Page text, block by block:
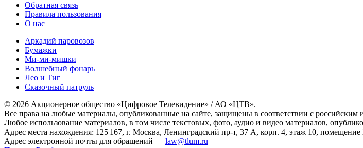
Обратная связь
Правила пользования
О нас
Аркадий паровозов
Бумажки
Ми-ми-мишки
Волшебный фонарь
Лео и Тиг
Сказочный патруль
© 2026 Акционерное общество «Цифровое Телевидение» / АО «ЦТВ».
Все права на любые материалы, опубликованные на сайте, защищены в соответствии с российским
Любое использование материалов, в том числе текстовых, фото, аудио и видео материалов,
Адрес места нахождения: 125 167, г. Москва, Ленинградский пр-т, 37 А, корп. 4, этаж 10,
Адрес электронной почты для обращений — law@tlum.ru